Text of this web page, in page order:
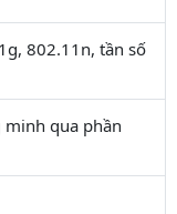
802.11n, tần số
qua phần